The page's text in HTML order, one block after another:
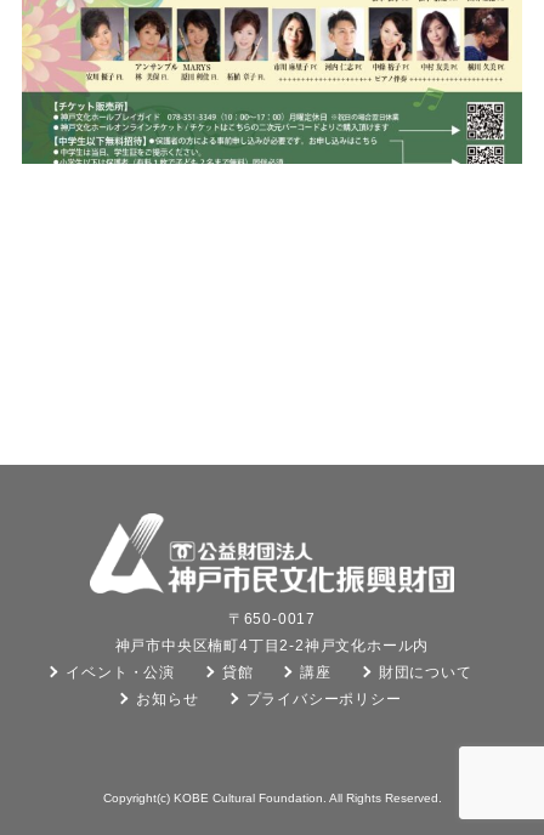
〒650-0017
神戸市中央区楠町4丁目2-2神戸文化ホール内
イベント・公演
貸館 講座
財団について
お知らせ
プライバシーポリシー
Copyright(c) KOBE Cultural Foundation. All Rights Reserved.